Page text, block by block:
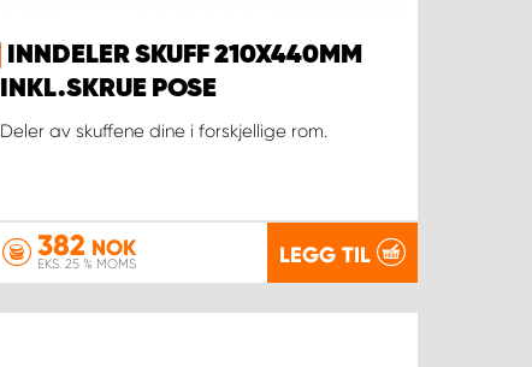
INNDELER SKUFF 210X440MM
INKL.SKRUE POSE
Deler av skuffene dine i forskjellige rom.
382 NOK
EKS. 25 % MOMS LEGG TIL